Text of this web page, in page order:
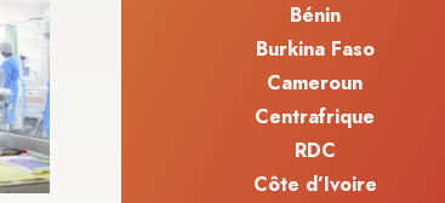
Bénin
Burkina Faso
Cameroun
Centrafrique
RDC
Côte d’Ivoire